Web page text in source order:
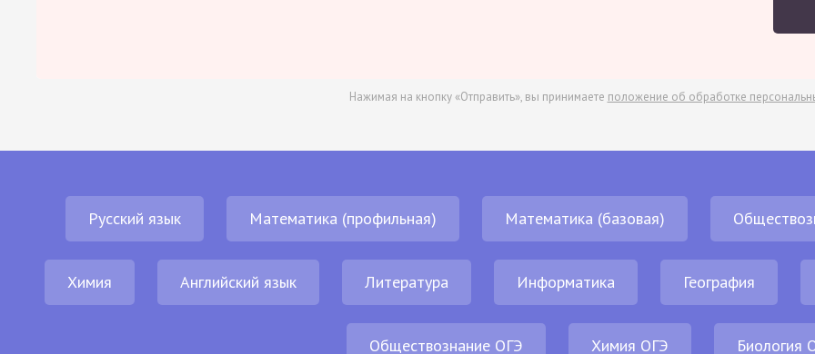
Нажимая на кнопку «Отправить», вы принимаете положение об обработке
Русский язык Математика (профильная) Математика (базовая)
Химия Английский язык Литература Информатика География
Обществознание ОГЭ Химия ОГЭ Биология